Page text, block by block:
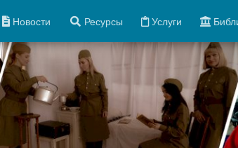
Новости Ресурсы Услуги